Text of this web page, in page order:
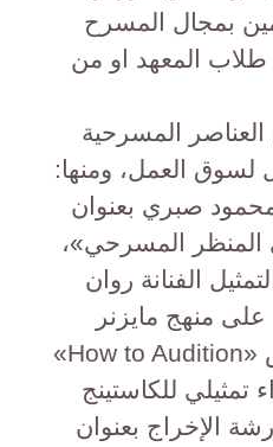
بمجال المسرح
المعهد او من
المسرحية
لسوق العمل، ومنها:
صبري بعنوان
المنظر المسرحي»،
الفنانة روان
على منهج مايزنر
للتمثيل»، ماستر كلاس «How to Audition»
تمثيلي للكاستينج
الإخراج بعنوان